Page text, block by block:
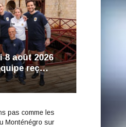
8 août 2026
reç…
pas comme les
Monténégro sur